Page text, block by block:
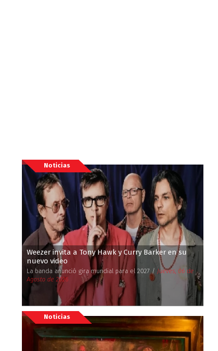
Noticias
Weezer invita a Tony Hawk y Curry Barker en su
nuevo video
La banda anunció gira mundial para el 2027 / Jueves, 06 de
Agosto de 2026
Noticias